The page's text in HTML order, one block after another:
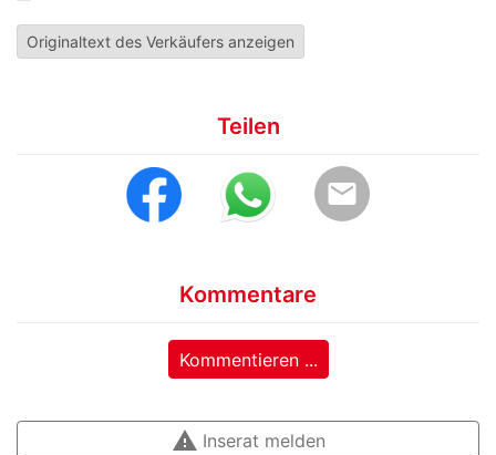
Originaltext des Verkäufers anzeigen
Teilen
email
Kommentare
Kommentieren ...
warning Inserat melden